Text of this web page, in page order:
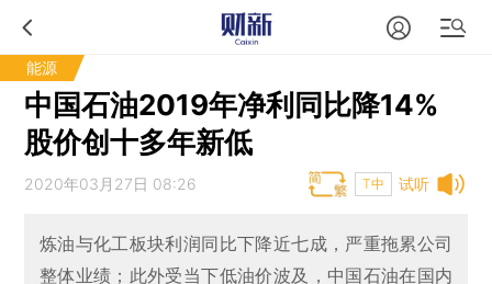
能源
中国石油2019年净利同比降14%
股价创十多年新低
试听
2020年03月27日 08:26 T中
炼油与化工板块利润同比下降近七成，严重拖累公司
整体业绩；此外受当下低油价波及，中国石油在国内